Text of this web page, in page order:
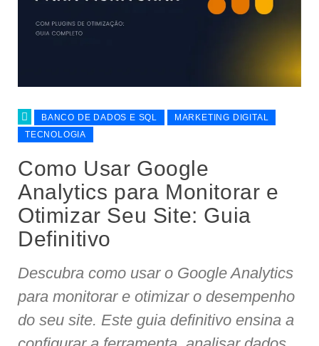
BANCO DE DADOS E SQL
MARKETING DIGITAL
TECNOLOGIA
Como Usar Google
Analytics para Monitorar e
Otimizar Seu Site: Guia
Definitivo
Descubra como usar o Google Analytics
para monitorar e otimizar o desempenho
do seu site. Este guia definitivo ensina a